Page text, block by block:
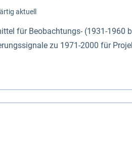
aktuell
für Beobachtungs- (1931-1960
zu 1971-2000 für
Sommerhalbjahr
Darstellung im GIS eine